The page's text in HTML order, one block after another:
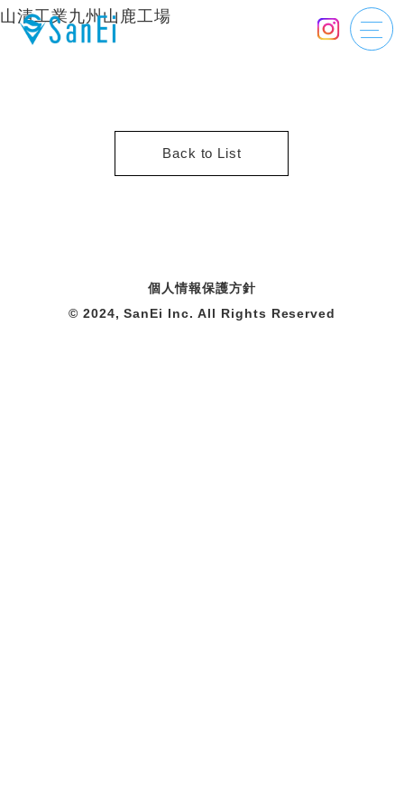
山清工業九州山鹿工場
Back to List
個人情報保護方針
© 2024, SanEi Inc. All Rights Reserved